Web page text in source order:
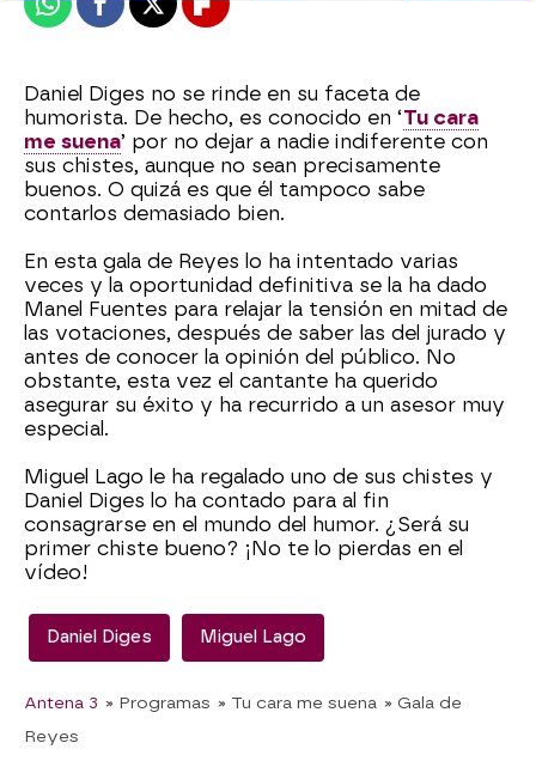
WhatsappFacebook
X Flipboard
Daniel Diges no se rinde en su faceta de
humorista. De hecho, es conocido en ‘Tu cara
me suena’ por no dejar a nadie indiferente con
sus chistes, aunque no sean precisamente
buenos. O quizá es que él tampoco sabe
contarlos demasiado bien.
En esta gala de Reyes lo ha intentado varias
veces y la oportunidad definitiva se la ha dado
Manel Fuentes para relajar la tensión en mitad de
las votaciones, después de saber las del jurado y
antes de conocer la opinión del público. No
obstante, esta vez el cantante ha querido
asegurar su éxito y ha recurrido a un asesor muy
especial.
Miguel Lago le ha regalado uno de sus chistes y
Daniel Diges lo ha contado para al fin
consagrarse en el mundo del humor. ¿Será su
primer chiste bueno? ¡No te lo pierdas en el
vídeo!
Daniel Diges Miguel Lago
Antena 3 » Programas » Tu cara me suena » Gala de
Reyes